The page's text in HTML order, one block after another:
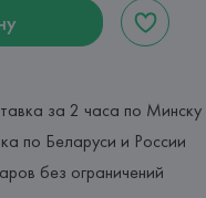
за 2 часа по Минску
по Беларуси и России
без ограничений